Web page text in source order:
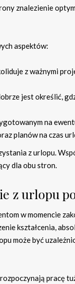
znalezienie
aspektów:
z ważnymi
jest określić,
na
planów na czas
z urlopu.
dla obu stron.
z urlopu
w momencie
kształcenia,
może być
pracę